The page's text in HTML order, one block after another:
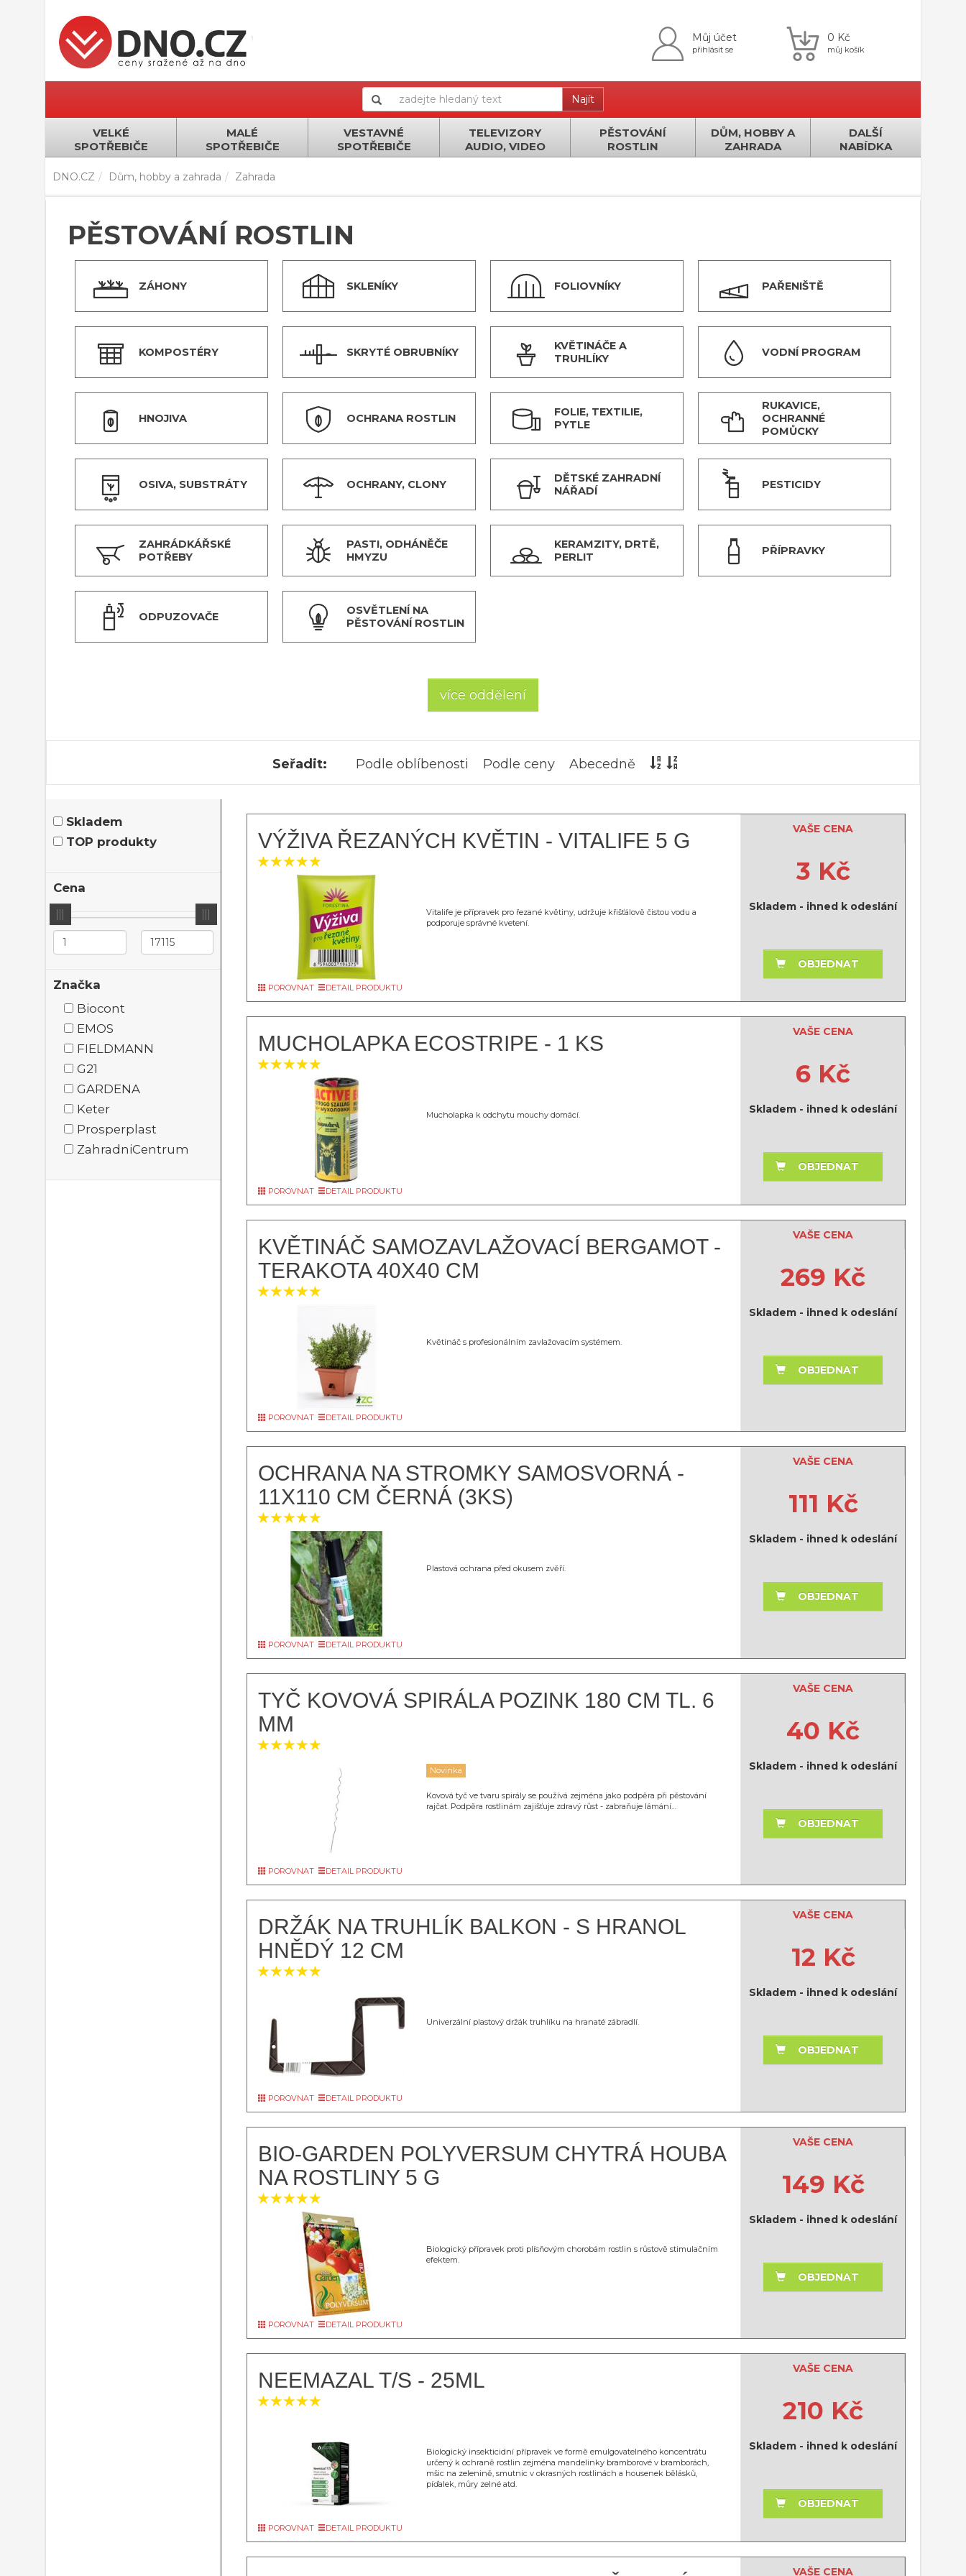
Můj účet
přihlásit se
0 Kč
můj košík
Najít
VELKÉ
SPOTŘEBIČE
MALÉ
SPOTŘEBIČE
VESTAVNÉ
SPOTŘEBIČE
TELEVIZORY
AUDIO, VIDEO
PĚSTOVÁNÍ
ROSTLIN
DŮM, HOBBY A
ZAHRADA
DALŠÍ
NABÍDKA
DNO.CZ Dům, hobby a zahrada Zahrada
PĚSTOVÁNÍ ROSTLIN
ZÁHONY SKLENÍKY FOLIOVNÍKY PAŘENIŠTĚ
KOMPOSTÉRY SKRYTÉ OBRUBNÍKY
KVĚTINÁČE A
TRUHLÍKY
VODNÍ PROGRAM
HNOJIVA OCHRANA ROSTLIN
FOLIE, TEXTILIE,
PYTLE
RUKAVICE,
OCHRANNÉ
POMŮCKY
OSIVA, SUBSTRÁTY OCHRANY, CLONY
DĚTSKÉ ZAHRADNÍ
NÁŘADÍ
PESTICIDY
ZAHRÁDKÁŘSKÉ
POTŘEBY
PASTI, ODHÁNĚČE
HMYZU
KERAMZITY, DRTĚ,
PERLIT
PŘÍPRAVKY
ODPUZOVAČE
OSVĚTLENÍ NA
PĚSTOVÁNÍ ROSTLIN
více oddělení
Seřadit: Podle oblíbenosti Podle ceny Abecedně
Skladem
TOP produkty
Cena
Značka
Biocont
EMOS
FIELDMANN
G21
GARDENA
Keter
Prosperplast
ZahradniCentrum
VÝŽIVA ŘEZANÝCH KVĚTIN - VITALIFE 5 G
Vitalife je přípravek pro řezané květiny, udržuje křišťálově čistou vodu a
podporuje správné kvetení.
POROVNAT DETAIL PRODUKTU
VAŠE CENA
3 Kč
Skladem - ihned k odeslání
OBJEDNAT
MUCHOLAPKA ECOSTRIPE - 1 KS
Mucholapka k odchytu mouchy domácí.
POROVNAT DETAIL PRODUKTU
VAŠE CENA
6 Kč
Skladem - ihned k odeslání
OBJEDNAT
KVĚTINÁČ SAMOZAVLAŽOVACÍ BERGAMOT -
TERAKOTA 40X40 CM
Květináč s profesionálním zavlažovacím systémem.
POROVNAT DETAIL PRODUKTU
VAŠE CENA
269 Kč
Skladem - ihned k odeslání
OBJEDNAT
OCHRANA NA STROMKY SAMOSVORNÁ -
11X110 CM ČERNÁ (3KS)
Plastová ochrana před okusem zvěří.
POROVNAT DETAIL PRODUKTU
VAŠE CENA
111 Kč
Skladem - ihned k odeslání
OBJEDNAT
TYČ KOVOVÁ SPIRÁLA POZINK 180 CM TL. 6
MM
Novinka
Kovová tyč ve tvaru spirály se používá zejména jako podpěra při pěstování
rajčat. Podpěra rostlinám zajišťuje zdravý růst - zabraňuje lámání…
POROVNAT DETAIL PRODUKTU
VAŠE CENA
40 Kč
Skladem - ihned k odeslání
OBJEDNAT
DRŽÁK NA TRUHLÍK BALKON - S HRANOL
HNĚDÝ 12 CM
Univerzální plastový držák truhlíku na hranaté zábradlí.
POROVNAT DETAIL PRODUKTU
VAŠE CENA
12 Kč
Skladem - ihned k odeslání
OBJEDNAT
BIO-GARDEN POLYVERSUM CHYTRÁ HOUBA
NA ROSTLINY 5 G
Biologický přípravek proti plísňovým chorobám rostlin s růstově stimulačním
efektem.
POROVNAT DETAIL PRODUKTU
VAŠE CENA
149 Kč
Skladem - ihned k odeslání
OBJEDNAT
NEEMAZAL T/S - 25ML
Biologický insekticidní přípravek ve formě emulgovatelného koncentrátu
určený k ochraně rostlin zejména mandelinky bramborové v bramborách,
mšic na zelenině, smutnic v okrasných rostlinách a housenek bělásků,
píďalek, můry zelné atd.
POROVNAT DETAIL PRODUKTU
VAŠE CENA
210 Kč
Skladem - ihned k odeslání
OBJEDNAT
VAŠE CENA